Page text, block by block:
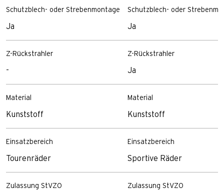
Schutzblech- oder Strebenmontage
Ja
Z-Rückstrahler
-
Material
Kunststoff
Einsatzbereich
Tourenräder
Zulassung StVZO
Schutzblech- oder
Ja
Z-Rückstrahler
Ja
Material
Kunststoff
Einsatzbereich
Sportive Räder
Zulassung StVZO